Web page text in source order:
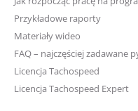
Przykładowe raporty
Materiały wideo
FAQ – najczęściej zadawane
Licencja Tachospeed
Licencja Tachospeed Expert